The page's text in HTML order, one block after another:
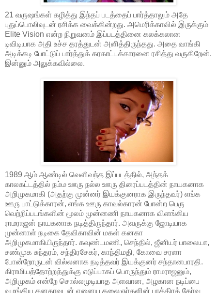
21 வருஷங்கள் கழித்து இந்தப் படத்தைப் பார்த்தாலும் அதே
புதுப்பொலிவுடன் ரசிக்க வைக்கின்றது. அமெரிக்காவில் இருக்கும்
Elite Vision என்ற நிறுவனம் இப்படத்தினை கலக்கலான
டிவிடியாக அதி உச்ச தரத்துடன் அளித்திருந்தது. அதை வாங்கி
அடிக்கடி போட்டுப் பார்த்துக் கரகாட்டக்காரனை ரசித்து வருகிறேன்.
இன்னும் அலுக்கவில்லை.
1989 ஆம் ஆண்டில் வெளிவந்த இப்படத்தில், அந்தக்
காலகட்டத்தில் நம்ம ஊரு நல்ல ஊரு திரைப்படத்தின் நாயகனாக
அறிமுகமாகி (அதற்கு முன்னர் இயக்குனராக இருந்தவர்) எங்க
ஊரு பாட்டுக்காரன், எங்க ஊரு காவல்காரன் போன்ற பெரு
வெற்றிப்படங்களின் மூலம் முன்னணி நாயகனாக விளங்கிய
ராமராஜன் நாயகனாக நடித்திருந்தார். அவருக்கு ஜோடியாக
முன்னாள் நடிகை தேவிகாவின் மகள் கனகா
அறிமுகமாகியிருந்தார். கவுண்டமணி, செந்தில், ஜீனியர் பாலையா,
சண்முக சுந்தரம், சந்திரசேகர், காந்திமதி, கோவை சரளா
போன்றோருடன் வில்லனாக நடித்தவர் இயக்குனர் சந்தானபாரதி.
கிராமியத்தோற்றத்துக்கு எடுப்பாகப் பொருந்தும் ராமராஜனும்,
அறிமுகம் என்றே சொல்லமுடியாத அளவான, அழகான நடிப்பை
வழங்கிய கனகாவுடன் ஏனைய கலைஞர்களின் பாத்திரத் தேர்வு